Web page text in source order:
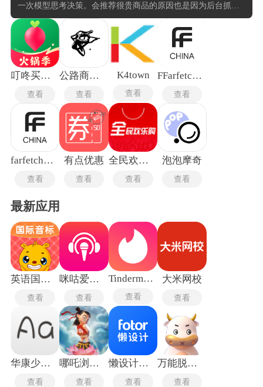
一次模型思考决策。会推荐很贵商品的原因也是因为后台抓取
相似用户的购买记录，内容理解识别图片中的商品类别和风格
标签，追踪最近一段时间内的浏览和搜索然后再推荐出商品。
打开任何一款手机购物平台，最先看到的是一张根据近期浏
览、收藏和购买记录自动排列的瀑布流卡片，每一张都标注了
折扣、券后价和预计送达时间。
叮咚买菜最新版
查看
公路商店最新版
查看
K4town
查看
FFarfetch安卓版
查看
farfetch发发奇
查看
有点优惠
查看
全民欢乐购
查看
泡泡摩奇
查看
最新应用
英语国际音标
查看
咪咕爱唱手机版
查看
Tindermatch
查看
大米网校
查看
华康少女字体
查看
哪吒浏览器
查看
懒设计手机版
查看
万能脱壳工具最新版
查看